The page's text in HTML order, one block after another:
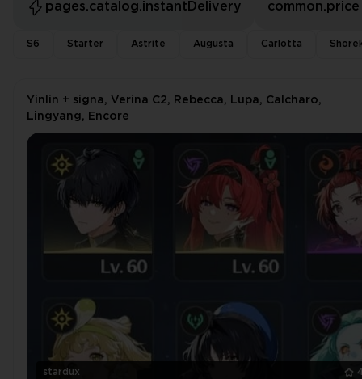
pages.catalog.instantDelivery common.price
S6 Starter Astrite Augusta Carlotta
stardux
Yinlin + signa, Verina С2, Rebecca, Lupa, Calcharo,
Lingyang, Encore